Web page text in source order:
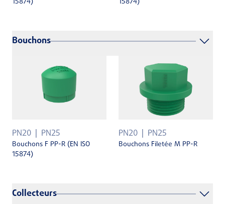
Bouchons
PN20 PN25
Bouchons F PP-R (EN ISO
15874)
PN20 PN25
Bouchons Filetée M PP-R
Collecteurs